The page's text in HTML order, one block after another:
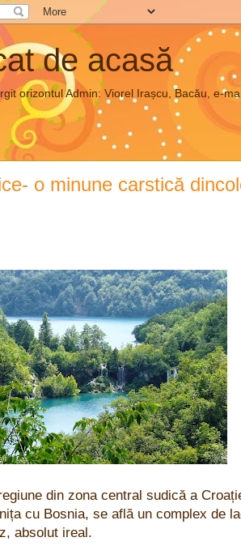
de acasă
orizontul Admin: Viorel Irașcu, Bacău, e-
o minune carstică
din zona central sudică a
cu Bosnia, se află un complex de
absolut ireal.